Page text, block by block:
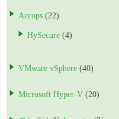
Accops (22)
HySecure (4)
VMware vSphere (40)
Microsoft Hyper-V (20)